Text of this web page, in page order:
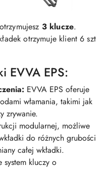
3 klucze.
otrzymuje klient 6 szt
EVVA EPS:
EVVA EPS oferuje
włamania, takimi jak
zrywanie.
modularnej, możliwe
do różnych grubości
całej wkładki.
system kluczy o